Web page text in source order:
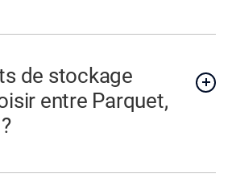
de stockage
entre Parquet,